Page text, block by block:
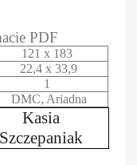
PDF
121 x 183
22,4 x 33,9
1
DMC, Ariadna
Kasia
Szczepaniak